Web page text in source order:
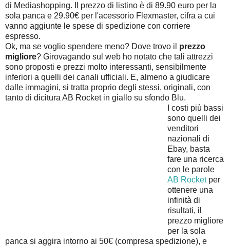
di Mediashopping. Il prezzo di listino è di 89.90 euro per la
sola panca e 29.90€ per l'acessorio Flexmaster, cifra a cui
vanno aggiunte le spese di spedizione con corriere
espresso.
Ok, ma se voglio spendere meno? Dove trovo il prezzo
migliore? Girovagando sul web ho notato che tali attrezzi
sono proposti e prezzi molto interessanti, sensibilmente
inferiori a quelli dei canali ufficiali. E, almeno a giudicare
dalle immagini, si tratta proprio degli stessi, originali, con
tanto di dicitura AB Rocket in giallo su sfondo Blu.
I costi più bassi
sono quelli dei
venditori
nazionali di
Ebay, basta
fare una ricerca
con le parole
AB Rocketper
ottenere una
infinità di
risultati, il
prezzo migliore
per la sola
panca si aggira intorno ai 50€ (compresa spedizione), e